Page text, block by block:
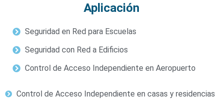
Aplicación
Seguridad en Red para Escuelas
Seguridad con Red a Edificios
Control de Acceso Independiente en Aeropuerto
Control de Acceso Independiente en casas y residencias